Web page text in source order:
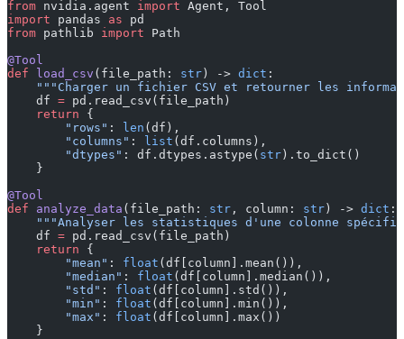
from nvidia.agent import Agent, Tool
import pandas as pd
from pathlib import Path
@Tool
def load_csv (file_path: str ) -> dict :
"""Charger un fichier CSV et retourner les
    df
= pd.read_csv(file_path)
    return
{
        "rows"
: len (df),
        "columns"
: list (df.columns),
        "dtypes"
: df.dtypes.astype( str ).to_dict()
    }
@Tool
def analyze_data (file_path: str , column: str ) -> dict :
"""Analyser les statistiques d'une colonne
    df
= pd.read_csv(file_path)
    return
{
        "mean"
: float (df[column].mean()),
        "median"
: float (df[column].median()),
        "std"
: float (df[column].std()),
        "min"
: float (df[column].min()),
        "max"
: float (df[column].max())
    }